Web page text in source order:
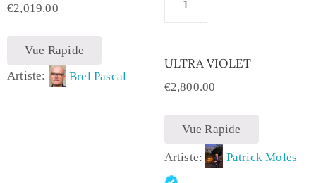
€2,019.00
Vue Rapide
Artiste:
Brel Pascal
ULTRA VIOLET
€2,800.00
Vue Rapide
Artiste: Patrick Moles